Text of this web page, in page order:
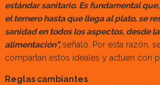
estándar sanitario. Es fundamental
el ternero hasta que llega al plato, se
sanidad en todos los aspectos, desde
alimentación”,señaló. Por esta razón,
compartan estos ideales y actúen con
Reglas cambiantes